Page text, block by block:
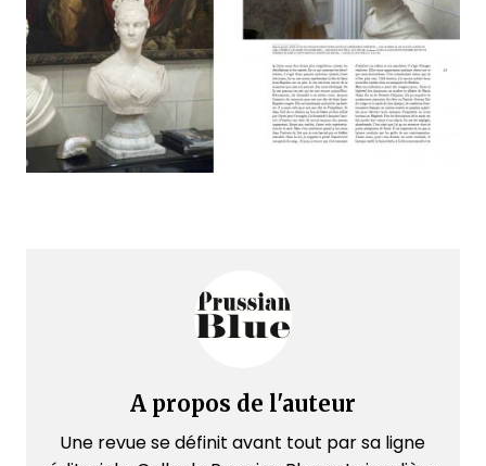
A propos de l'auteur
Une revue se définit avant tout par sa ligne